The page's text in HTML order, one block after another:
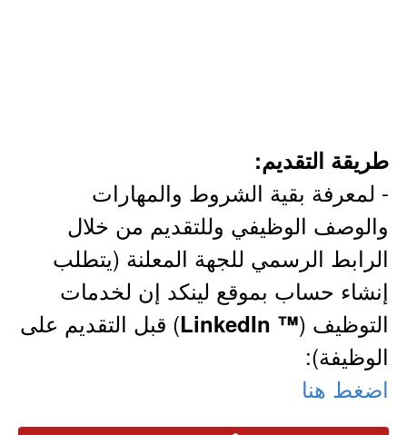
طريقة التقديم:
- لمعرفة بقية الشروط والمهارات
والوصف الوظيفي وللتقديم من خلال
الرابط الرسمي للجهة المعلنة (يتطلب
إنشاء حساب بموقع لينكد إن لخدمات
التوظيف (™ LinkedIn
) قبل التقديم على
الوظيفة):
اضغط هنا